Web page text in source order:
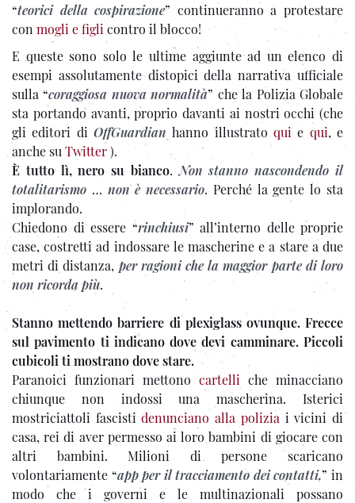
“teorici della cospirazione” continueranno a protestare
con mogli e figli contro il blocco!
E queste sono solo le ultime aggiunte ad un elenco di
esempi assolutamente distopici della narrativa ufficiale
sulla “coraggiosa nuova normalità” che la Polizia Globale
sta portando avanti, proprio davanti ai nostri occhi (che
gli editori di OffGuardian hanno illustrato qui e qui, e
anche su Twitter).
È tutto lì, nero su bianco.Non stanno nascondendo il
totalitarismo … non è necessario. Perché la gente lo sta
implorando.
Chiedono di essere “rinchiusi” all’interno delle proprie
case, costretti ad indossare le mascherine e a stare a due
metri di distanza, per ragioni che la maggior parte di loro
non ricorda più.
Stanno mettendo barriere di plexiglass ovunque. Frecce
sul pavimento ti indicano dove devi camminare. Piccoli
cubicoli ti mostrano dove stare.
Paranoici funzionari mettono cartelli che minacciano
chiunque non indossi una mascherina. Isterici
mostriciattoli fascistidenunciano alla polizia i vicini di
casa, rei di aver permesso ai loro bambini di giocare con
altri bambini. Milioni di persone scaricano
volontariamente “app per il tracciamento dei contatti,” in
modo che i governi e le multinazionali possano